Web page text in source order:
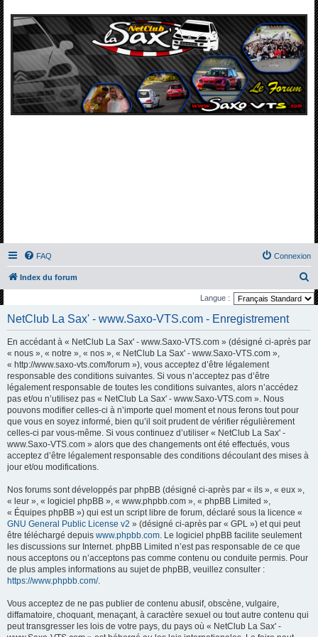
FAQ Connexion
Index du forum
e
Langue :
NetClub La Sax' - www.Saxo-VTS.com - Enregistrement
En accédant à « NetClub La Sax' - www.Saxo-VTS.com » (désigné ci-après par
« nous », « notre », « nos », « NetClub La Sax' - www.Saxo-VTS.com »,
« http://www.saxo-vts.com/forum »), vous acceptez d’être légalement
responsable des conditions suivantes. Si vous n’acceptez pas d’être
légalement responsable de toutes les conditions suivantes, alors n’accédez
pas et/ou n’utilisez pas « NetClub La Sax' - www.Saxo-VTS.com ». Nous
pouvons modifier celles-ci à n’importe quel moment et nous ferons tout pour
que vous en soyez informé, bien qu’il soit prudent de vérifier régulièrement
celles-ci par vous-même. Si vous continuez d’utiliser « NetClub La Sax' -
www.Saxo-VTS.com » alors que des changements ont été effectués, vous
acceptez d’être légalement responsable des conditions découlant des mises à
jour et/ou modifications.
Nos forums sont développés par phpBB (désigné ci-après par « ils », « eux »,
« leur », « logiciel phpBB », « www.phpbb.com », « phpBB Limited »,
« Équipes phpBB ») qui est un script libre de forum, déclaré sous la licence «
GNU General Public License v2 » (désigné ci-après par « GPL ») et qui peut
être téléchargé depuis www.phpbb.com. Le logiciel phpBB facilite seulement
les discussions sur Internet. phpBB Limited n’est pas responsable de ce que
nous acceptons ou n’acceptons pas comme contenu ou conduite permis. Pour
de plus amples informations au sujet de phpBB, veuillez consulter :
https://www.phpbb.com/.
Vous acceptez de ne pas publier de contenu abusif, obscène, vulgaire,
diffamatoire, choquant, menaçant, à caractère sexuel ou tout autre contenu qui
peut transgresser les lois de votre pays, du pays où « NetClub La Sax' -